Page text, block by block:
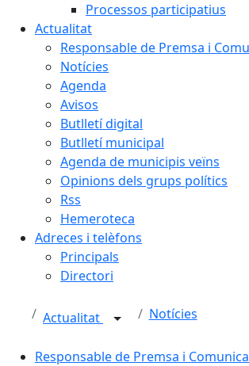
Processos participatius
Actualitat
Responsable de Premsa i
Notícies
Agenda
Avisos
Butlletí digital
Butlletí municipal
Agenda de municipis veïns
Opinions dels grups polítics
Rss
Hemeroteca
Adreces i telèfons
Principals
Directori
Actualitat Notícies
Responsable de Premsa i